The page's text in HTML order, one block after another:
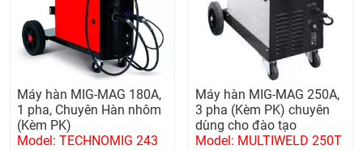
Máy hàn MIG-MAG 180A,
1 pha, Chuyên Hàn nhôm
(Kèm PK)
Model: TECHNOMIG 243
Máy hàn MIG-MAG 250A,
3 pha (Kèm PK) chuyên
dùng cho đào tạo
Model: MULTIWELD 250T